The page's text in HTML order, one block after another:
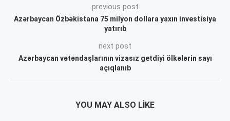
previous post
Azərbaycan Özbəkistana 75 milyon dollara yaxın investisiya
yatırıb
next post
Azərbaycan vətəndaşlarının vizasız getdiyi ölkələrin sayı
açıqlanıb
YOU MAY ALSO LIKE